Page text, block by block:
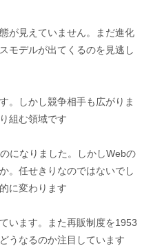
が見えていません。まだ進化
モデルが出てくるのを見逃し
。しかし競争相手も広がりま
組む領域です
になりました。しかしWebの
。任せきりなのではないでし
に変わります
います。また再販制度を1953
うなるのか注目しています